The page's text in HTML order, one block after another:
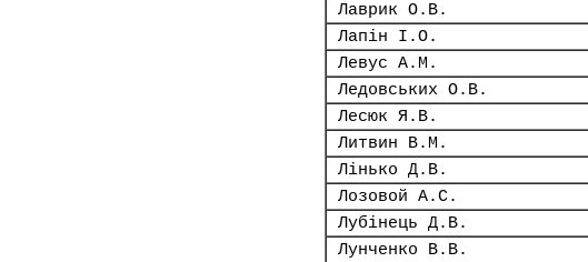
Лаврик О.В.
Лапін І.О.
Левус А.М.
Ледовських О.В.
Лесюк Я.В.
Литвин В.М.
Лінько Д.В.
Лозовой А.С.
Лубінець Д.В.
Лунченко В.В.